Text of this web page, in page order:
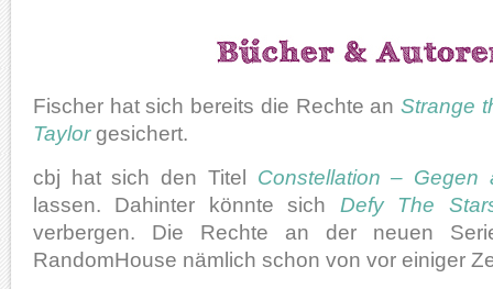
Fischer hat sich bereits die Rechte anStrange
Taylorgesichert.
cbj hat sich den Titel Constellation – Gegen
lassen. Dahinter könnte sich Defy The
verbergen. Die Rechte an der neuen
RandomHouse nämlich schon von vor einiger